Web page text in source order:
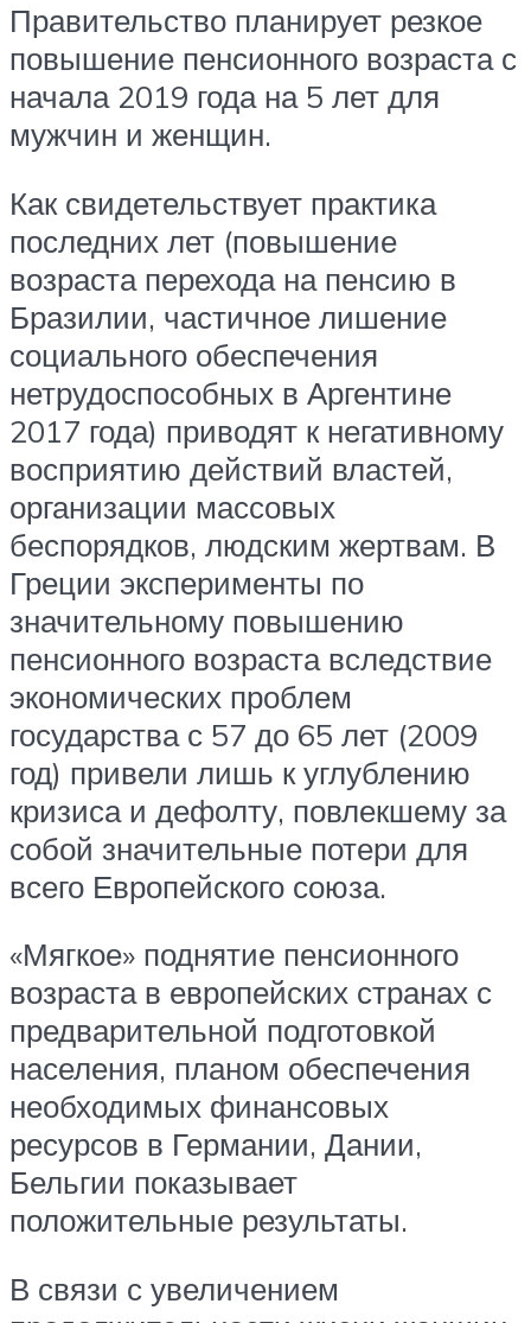
Правительство планирует резкое
повышение пенсионного возраста с
начала 2019 года на 5 лет для
мужчин и женщин.
Как свидетельствует практика
последних лет (повышение
возраста перехода на пенсию в
Бразилии, частичное лишение
социального обеспечения
нетрудоспособных в Аргентине
2017 года) приводят к негативному
восприятию действий властей,
организации массовых
беспорядков, людским жертвам. В
Греции эксперименты по
значительному повышению
пенсионного возраста вследствие
экономических проблем
государства с 57 до 65 лет (2009
год) привели лишь к углублению
кризиса и дефолту, повлекшему за
собой значительные потери для
всего Европейского союза.
«Мягкое» поднятие пенсионного
возраста в европейских странах с
предварительной подготовкой
населения, планом обеспечения
необходимых финансовых
ресурсов в Германии, Дании,
Бельгии показывает
положительные результаты.
В связи с увеличением